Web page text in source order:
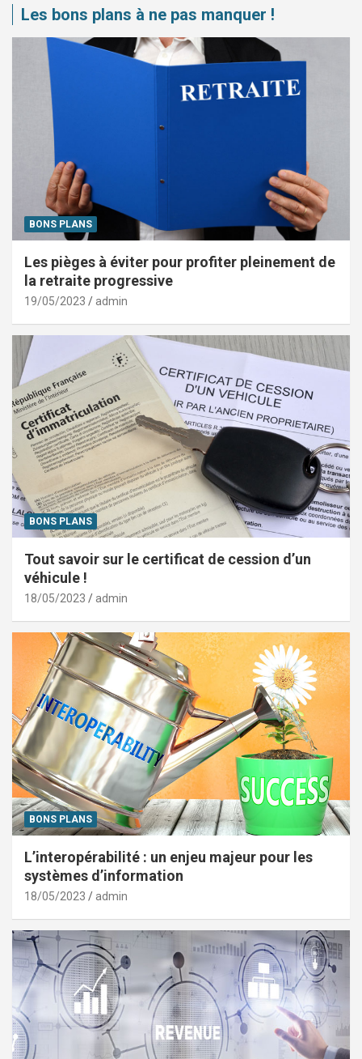
Les bons plans à ne pas manquer !
BONS PLANS
Les pièges à éviter pour profiter pleinement de
la retraite progressive
19/05/2023 admin
BONS PLANS
Tout savoir sur le certificat de cession d’un
véhicule !
18/05/2023 admin
BONS PLANS
L’interopérabilité : un enjeu majeur pour les
systèmes d’information
18/05/2023 admin